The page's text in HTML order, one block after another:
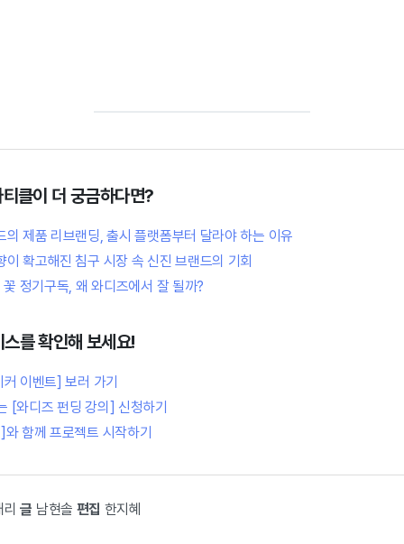
클이 더 궁금하다면?
제품 리브랜딩, 출시 플랫폼부터 달라야 하는 이유
확고해진 침구 시장 속 신진 브랜드의 기회
정기구독, 왜 와디즈에서 잘 될까?
를 확인해 보세요!
이벤트] 보러 가기
[와디즈 펀딩 강의] 신청하기
함께 프로젝트 시작하기
글 남현솔 편집 한지혜